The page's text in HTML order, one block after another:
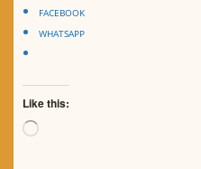
FACEBOOK
WHATSAPP
Like this:
Loading…